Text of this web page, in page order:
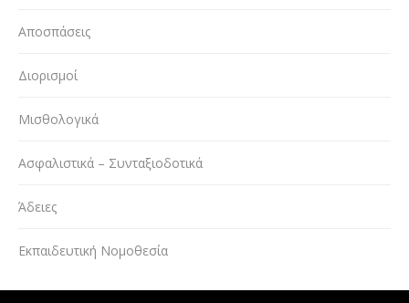
Αποσπάσεις
Διορισμοί
Μισθολογικά
Ασφαλιστικά – Συνταξιοδοτικά
Άδειες
Εκπαιδευτική Νομοθεσία